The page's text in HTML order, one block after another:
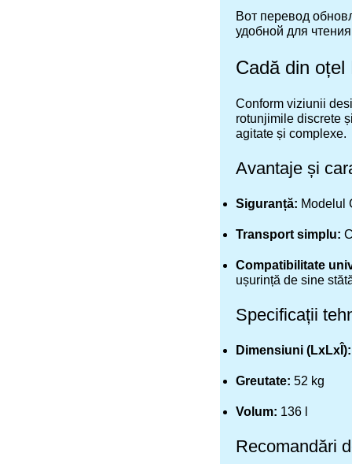
Вот перевод
удобной для
Cadă din
Conform viziunii
rotunjimile discrete
agitate și complexe.
Avantaje și
Siguranță: Modelul
Transport simplu:
Compatibilitate
ușurință de sine
Specificații
Dimensiuni (LxLxÎ):
Greutate: 52 kg
Volum: 136 l
Recomandări